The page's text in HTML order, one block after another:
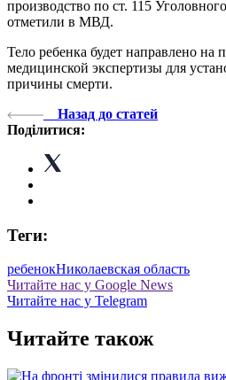
производство по ст. 115
отметили в МВД.
Тело ребенка будет направлено на
медицинской экспертизы для
причины смерти.
Назад до статей
Поділитися:
Теги:
ребенокНиколаевская область
Читайте нас у Google News
Читайте нас у Telegram
Читайте також